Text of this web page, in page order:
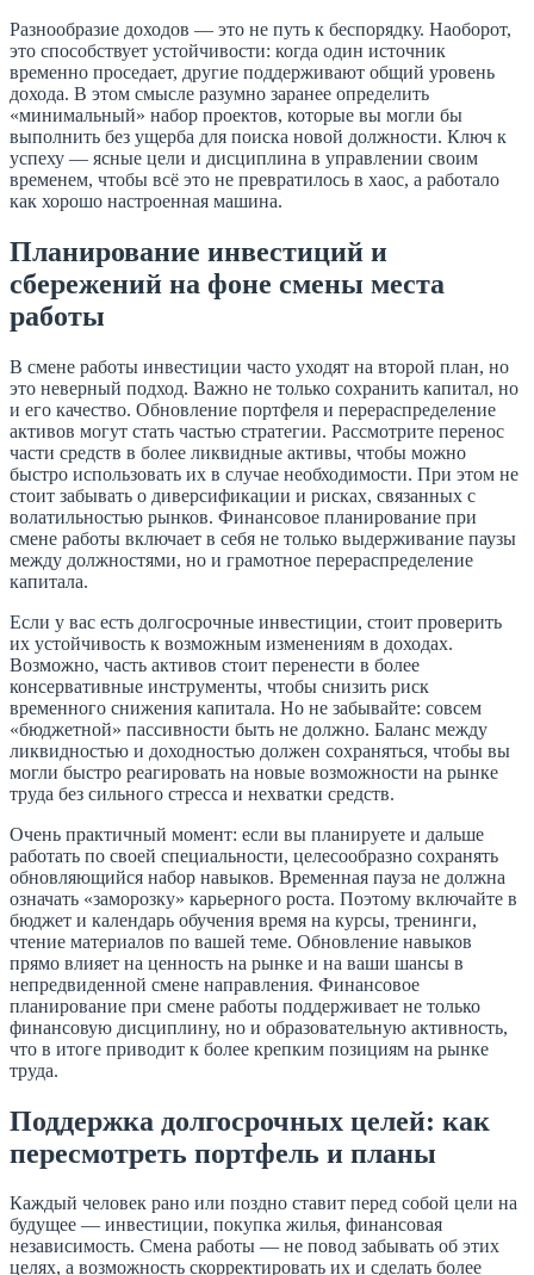
Разнообразие доходов — это не путь к беспорядку. Наоборот,
это способствует устойчивости: когда один источник
временно проседает, другие поддерживают общий уровень
дохода. В этом смысле разумно заранее определить
«минимальный» набор проектов, которые вы могли бы
выполнить без ущерба для поиска новой должности. Ключ к
успеху — ясные цели и дисциплина в управлении своим
временем, чтобы всё это не превратилось в хаос, а работало
как хорошо настроенная машина.
Планирование инвестиций и
сбережений на фоне смены места
работы
В смене работы инвестиции часто уходят на второй план, но
это неверный подход. Важно не только сохранить капитал, но
и его качество. Обновление портфеля и перераспределение
активов могут стать частью стратегии. Рассмотрите перенос
части средств в более ликвидные активы, чтобы можно
быстро использовать их в случае необходимости. При этом не
стоит забывать о диверсификации и рисках, связанных с
волатильностью рынков. Финансовое планирование при
смене работы включает в себя не только выдерживание паузы
между должностями, но и грамотное перераспределение
капитала.
Если у вас есть долгосрочные инвестиции, стоит проверить
их устойчивость к возможным изменениям в доходах.
Возможно, часть активов стоит перенести в более
консервативные инструменты, чтобы снизить риск
временного снижения капитала. Но не забывайте: совсем
«бюджетной» пассивности быть не должно. Баланс между
ликвидностью и доходностью должен сохраняться, чтобы вы
могли быстро реагировать на новые возможности на рынке
труда без сильного стресса и нехватки средств.
Очень практичный момент: если вы планируете и дальше
работать по своей специальности, целесообразно сохранять
обновляющийся набор навыков. Временная пауза не должна
означать «заморозку» карьерного роста. Поэтому включайте в
бюджет и календарь обучения время на курсы, тренинги,
чтение материалов по вашей теме. Обновление навыков
прямо влияет на ценность на рынке и на ваши шансы в
непредвиденной смене направления. Финансовое
планирование при смене работы поддерживает не только
финансовую дисциплину, но и образовательную активность,
что в итоге приводит к более крепким позициям на рынке
труда.
Поддержка долгосрочных целей: как
пересмотреть портфель и планы
Каждый человек рано или поздно ставит перед собой цели на
будущее — инвестиции, покупка жилья, финансовая
независимость. Смена работы — не повод забывать об этих
целях, а возможность скорректировать их и сделать более